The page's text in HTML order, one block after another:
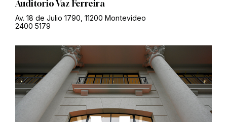
Auditorio Vaz Ferreira
Av. 18 de Julio 1790, 11200 Montevideo
2400 5179